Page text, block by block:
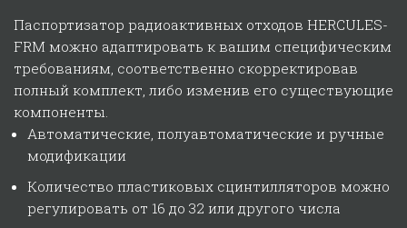
Паспортизатор радиоактивных отходов HERCULES-
FRM можно адаптировать к вашим специфическим
требованиям, соответственно скорректировав
полный комплект, либо изменив его существующие
компоненты.
Автоматические, полуавтоматические и ручные
модификации
Количество пластиковых сцинтилляторов можно
регулировать от 16 до 32 или другого числа